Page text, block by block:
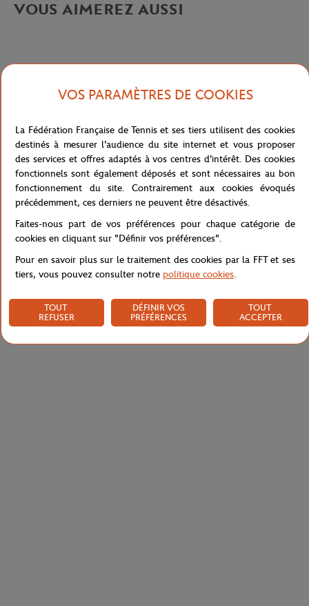
VOUS AIMEREZ AUSSI
Caractéristiques
Livraison et retours
VOS PARAMÈTRES DE COOKIES
La Fédération Française de Tennis et ses tiers utilisent des cookies
destinés à mesurer l'audience du site internet et vous proposer
des services et offres adaptés à vos centres d'intérêt. Des cookies
fonctionnels sont également déposés et sont nécessaires au bon
fonctionnement du site. Contrairement aux cookies évoqués
précédemment, ces derniers ne peuvent être désactivés.
Faites-nous part de vos préférences pour chaque catégorie de
cookies en cliquant sur "Définir vos préférences".
Pour en savoir plus sur le traitement des cookies par la FFT et ses
tiers, vous pouvez consulter notre politique cookies.
TOUT
REFUSER
DÉFINIR VOS
PRÉFÉRENCES
TOUT
ACCEPTER